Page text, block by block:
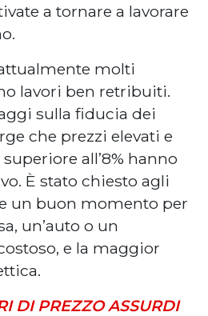
a tornare a lavorare
molti
lavori ben retribuiti.
sulla fiducia dei
che prezzi elevati e
all’8% hanno
È stato chiesto agli
un buon momento per
un’auto o un
e la maggior
DI PREZZO ASSURDI